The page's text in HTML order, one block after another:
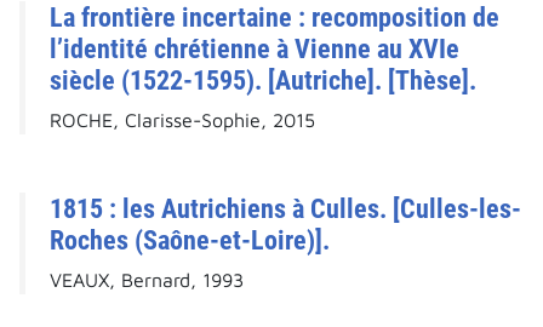
La frontière incertaine : recomposition de
l’identité chrétienne à Vienne au XVIe
siècle (1522-1595). [Autriche]. [Thèse].
ROCHE, Clarisse-Sophie, 2015
1815 : les Autrichiens à Culles. [Culles-les-
Roches (Saône-et-Loire)].
VEAUX, Bernard, 1993